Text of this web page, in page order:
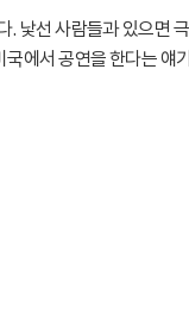
낯선 사람들과 있으
에서 공연을 한다는